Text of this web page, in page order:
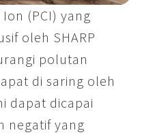
(PCI) yang
oleh SHARP
polutan
di saring oleh
dapat dicapai
negatif yang